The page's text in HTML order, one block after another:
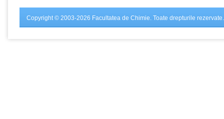
Copyright © 2003-2026 Facultatea de Chimie. Toate drepturile